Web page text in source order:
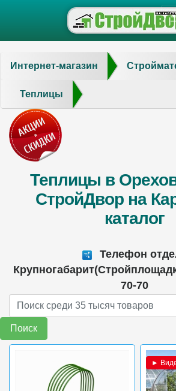
Интернет-магазин
Теплицы
Теплицы в
СтройДвор на
каталог
Телефон
70-70
Поиск
►